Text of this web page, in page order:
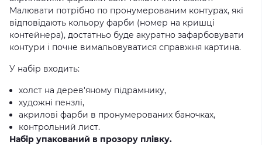
Малювати потрібно по пронумерованим контурах, які
відповідають кольору фарби (номер на кришці
контейнера), достатньо буде акуратно зафарбовувати
контури і почне вимальовуватися справжня картина.
У набір входить:
холст на дерев'яному підрамнику,
художні пензлі,
акрилові фарби в пронумерованих баночках,
контрольний лист.
Набір упакований в прозору плівку.